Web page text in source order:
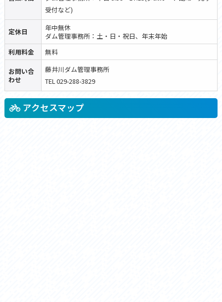
受付など)
定休日
年中無休
ダム管理事務所：土・日・祝日、年末年始
利用料金
無料
お問い合
わせ
藤井川ダム管理事務所
TEL 029-288-3829
アクセスマップ